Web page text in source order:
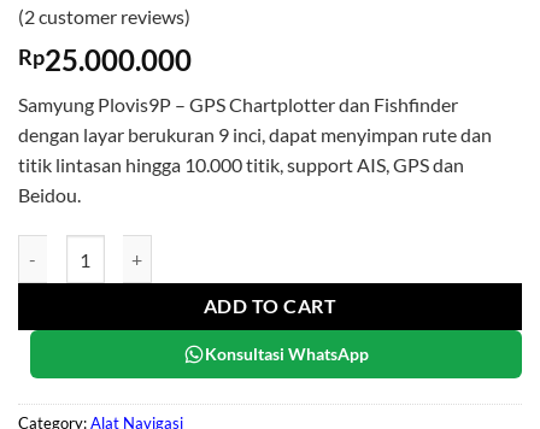
Rated5
out of 5
based on
2
customer
(2customer reviews)
Rp25.000.000
Samyung Plovis9P – GPS Chartplotter dan Fishfinder
dengan layar berukuran 9 inci, dapat menyimpan rute dan
titik lintasan hingga 10.000 titik, support AIS, GPS dan
Beidou.
ADD TO CART
Konsultasi WhatsApp
Category:Alat Navigasi